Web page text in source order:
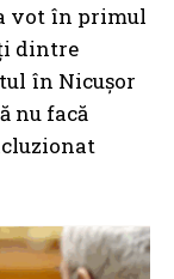
vot în primul
dintre
în Nicușor
nu facă